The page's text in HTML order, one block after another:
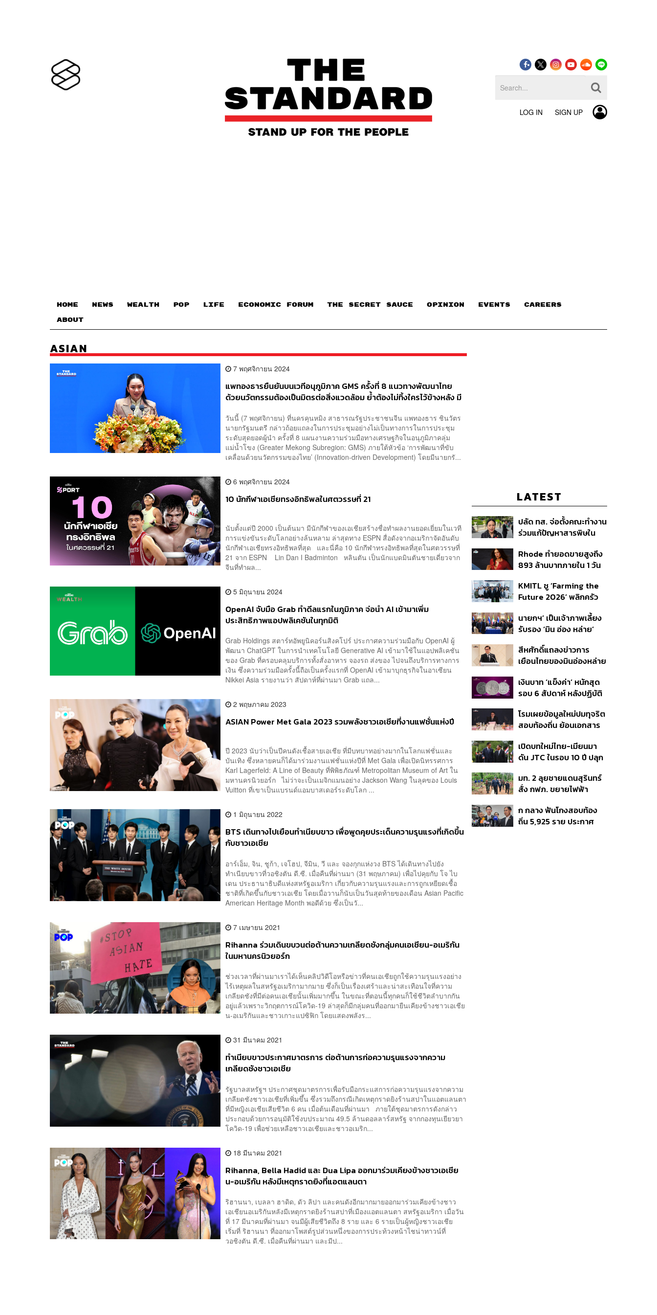
LOG IN SIGN UP
HOME NEWS WEALTH POP LIFE ECONOMIC FORUM THE SECRET SAUCE​ OPINION EVENTS CAREERS
ABOUT
ASIAN
7 พฤศจิกายน 2024
แพทองธารยืนยันบนเวทีอนุภูมิภาค GMS ครั้งที่ 8 แนวทางพัฒนาไทย
ด้วยนวัตกรรมต้องเป็นมิตรต่อสิ่งแวดล้อม ย้ำต้องไม่ทิ้งใครไว้ข้างหลัง มี
วันนี้ (7 พฤศจิกายน) ที่นครคุนหมิง สาธารณรัฐประชาชนจีน แพทองธาร ชินวัตร
นายกรัฐมนตรี กล่าวถ้อยแถลงในการประชุมอย่างไม่เป็นทางการในการประชุม
ระดับสุดยอดผู้นำ ครั้งที่ 8 แผนงานความร่วมมือทางเศรษฐกิจในอนุภูมิภาคลุ่ม
แม่น้ำโขง (Greater Mekong Subregion: GMS) ภายใต้หัวข้อ ‘การพัฒนาที่ขับ
เคลื่อนด้วยนวัตกรรมของไทย’ (Innovation-driven Development) โดยมีนายกรั...
6 พฤศจิกายน 2024
10 นักกีฬาเอเชียทรงอิทธิพลในศตวรรษที่ 21
นับตั้งแต่ปี 2000 เป็นต้นมา มีนักกีฬาของเอเชียสร้างชื่อทำผลงานยอดเยี่ยมในเวที
การแข่งขันระดับโลกอย่างล้นหลาม ล่าสุดทาง ESPN สื่อดังจากอเมริกาจัดอันดับ
นักกีฬาเอเชียทรงอิทธิพลที่สุด และนี่คือ 10 นักกีฬาทรงอิทธิพลที่สุดในศตวรรษที่
21 จาก ESPN Lin Dan I Badminton หลินตัน เป็นนักแบดมินตันชายเดี่ยวจาก
จีนที่ทำผล...
5 มิถุนายน 2024
OpenAI จับมือ Grab ทำดีลแรกในภูมิภาค จ่อนำ AI เข้ามาเพิ่ม
ประสิทธิภาพแอปพลิเคชันในทุกมิติ
Grab Holdings สตาร์ทอัพยูนิคอร์นสิงคโปร์ ประกาศความร่วมมือกับ OpenAI ผู้
พัฒนา ChatGPT ในการนำเทคโนโลยี Generative AI เข้ามาใช้ในแอปพลิเคชัน
ของ Grab ที่ครอบคลุมบริการทั้งสั่งอาหาร จองรถ ส่งของ ไปจนถึงบริการทางการ
เงิน ซึ่งความร่วมมือครั้งนี้ถือเป็นครั้งแรกที่ OpenAI เข้ามาบุกธุรกิจในอาเซียน
Nikkei Asia รายงานว่า สัปดาห์ที่ผ่านมา Grab แถล...
2 พฤษภาคม 2023
ASIAN Power Met Gala 2023 รวมพลังชาวเอเชียที่งานแฟชั่นแห่งปี
ปี 2023 นับว่าเป็นปีคนดังเชื้อสายเอเชีย ที่มีบทบาทอย่างมากในโลกแฟชั่นและ
บันเทิง ซึ่งหลายคนก็ได้มาร่วมงานแฟชั่นแห่งปีที่ Met Gala เพื่อเปิดนิทรรศการ
Karl Lagerfeld: A Line of Beauty ที่พิพิธภัณฑ์ Metropolitan Museum of Art ใน
มหานครนิวยอร์ก ไม่ว่าจะเป็นเมจิกแมนอย่าง Jackson Wang ในลุคของ Louis
Vuitton ที่เขาเป็นแบรนด์แอมบาสเดอร์ระดับโลก ...
1 มิถุนายน 2022
BTS เดินทางไปเยือนทำเนียบขาว เพื่อพูดคุยประเด็นความรุนแรงที่เกิดขึ้น
กับชาวเอเชีย
อาร์เอ็ม, จิน, ชูก้า, เจโฮป, จีมิน, วี และ จองกุกแห่งวง BTS ได้เดินทางไปยัง
ทำเนียบขาวที่วอชิงตัน ดี.ซี. เมื่อคืนที่ผ่านมา (31 พฤษภาคม) เพื่อไปคุยกับ โจ ไบ
เดน ประธานาธิบดีแห่งสหรัฐอเมริกา เกี่ยวกับความรุนแรงและการถูกเหยียดเชื้อ
ชาติที่เกิดขึ้นกับชาวเอเชีย โดยเมื่อวานก็นับเป็นวันสุดท้ายของเดือน Asian Pacific
American Heritage Month พอดีด้วย ซึ่งเป็นวั...
7 เมษายน 2021
Rihanna ร่วมเดินขบวนต่อต้านความเกลียดชังกลุ่มคนเอเชียน-อเมริกัน
ในมหานครนิวยอร์ก
ช่วงเวลาที่ผ่านมาเราได้เห็นคลิปวิดีโอหรือข่าวที่คนเอเชียถูกใช้ความรุนแรงอย่าง
ไร้เหตุผลในสหรัฐอเมริกามากมาย ซึ่งก็เป็นเรื่องเศร้าและน่าสะเทือนใจที่ความ
เกลียดชังที่มีต่อคนเอเชียนั้นเพิ่มมากขึ้น ในขณะที่ตอนนี้ทุกคนก็ใช้ชีวิตลำบากกัน
อยู่แล้วเพราะวิกฤตการณ์โควิด-19 ล่าสุดก็มีกลุ่มคนที่ออกมายืนเคียงข้างชาวเอเชีย
น-อเมริกันและชาวเกาะแปซิฟิก โดยแสดงพลังร...
31 มีนาคม 2021
ทำเนียบขาวประกาศมาตรการ ต่อต้านการก่อความรุนแรงจากความ
เกลียดชังชาวเอเชีย
รัฐบาลสหรัฐฯ ประกาศชุดมาตรการเพื่อรับมือกระแสการก่อความรุนแรงจากความ
เกลียดชังชาวเอเชียที่เพิ่มขึ้น ซึ่งรวมถึงกรณีเกิดเหตุกราดยิงร้านสปาในแอตแลนตา
ที่มีหญิงเอเชียเสียชีวิต 6 คน เมื่อต้นเดือนที่ผ่านมา ภายใต้ชุดมาตรการดังกล่าว
ประกอบด้วยการอนุมัติใช้งบประมาณ 49.5 ล้านดอลลาร์สหรัฐ จากกองทุนเยียวยา
โควิด-19 เพื่อช่วยเหลือชาวเอเชียและชาวอเมริก...
18 มีนาคม 2021
Rihanna, Bella Hadid และ Dua Lipa ออกมาร่วมเคียงข้างชาวเอเชีย
น-อเมริกัน หลังมีเหตุกราดยิงที่แอตแลนตา
ริฮานนา, เบลลา ฮาดิด, ดัว ลิปา และคนดังอีกมากมายออกมาร่วมเคียงข้างชาว
เอเชียนอเมริกันหลังมีเหตุกราดยิงร้านสปาที่เมืองแอตแลนตา สหรัฐอเมริกา เมื่อวัน
ที่ 17 มีนาคมที่ผ่านมา จนมีผู้เสียชีวิตถึง 8 ราย และ 6 รายเป็นผู้หญิงชาวเอเชีย
เริ่มที่ ริฮานนา ที่ออกมาโพสต์รูปส่วนหนึ่งของการประท้วงหน้าไชน่าทาวน์ที่
วอชิงตัน ดี.ซี. เมื่อคืนที่ผ่านมา และมีป...
LATEST
ปลัด ทส. จ่อตั้งคณะทำงาน
ร่วมแก้ปัญหาสารพิษใน
เมียนมา เล็งเริ่มถกนัดแรก
ส.ค.นี้
Rhode ทำยอดขายสูงถึง
893 ล้านบาทภายใน 1 วัน
ล่าสุด
KMITL ชู ‘Farming the
Future 2026’ พลิกครัว
ด้วย One Health
นายกฯ’ เป็นเจ้าภาพเลี้ยง
รับรอง ‘มิน อ่อง หล่าย’
ร่วมงาน
สีหศักดิ์แถลงข่าวการ
เยือนไทยของมินอ่องหล่าย
สร้างสรรค์ ตรงไปตรงมา
ย้ำต้องการให้เมียนมากลับ
เงินบาท ‘แข็งค่า’ หนักสุด
รอบ 6 สัปดาห์ หลังปฏิบัติ
สหรัฐฯ-ญี่ปุ่น Standard
Chartered เปิดเป้าสิ้นปีนี้
ต่อดอลลาร์
โรมเผยข้อมูลใหม่ปมทุจริต
สอบท้องถิ่น ย้อนเอกสาร
อนุทิน จ่อสอบต่อเอี่ยว
ตัดตอน ม.บูรพา หรือไม่
เปิดบทใหม่ไทย-เมียนมา
ดัน JTC ในรอบ 10 ปี ปลุก
ชายแดน ท่าเรือน้ำลึก
ทวาย
มท. 2 ลุยชายแดนสุรินทร์
สั่ง กฟภ. ขยายไฟฟ้า
350’ เสริมความมั่นคง
ชายแดน
ก กลาง ฟันโกงสอบท้อง
ถิ่น 5,925 ราย ประกาศ